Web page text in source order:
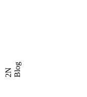
2N Blog